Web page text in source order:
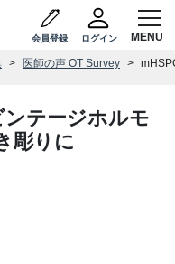
会員登録 ログイン
医師の声 OT Survey
テージホルモ
彫りに